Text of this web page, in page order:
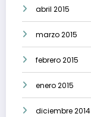
abril 2015
marzo 2015
febrero 2015
enero 2015
diciembre 2014